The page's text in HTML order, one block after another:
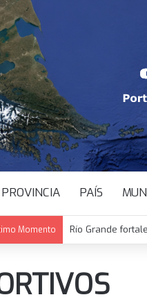
PROVINCIA PAÍS
Momento Río Grande